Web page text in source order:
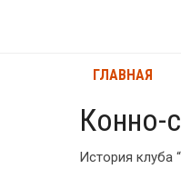
ГЛАВНАЯ
Конно-
История клуба